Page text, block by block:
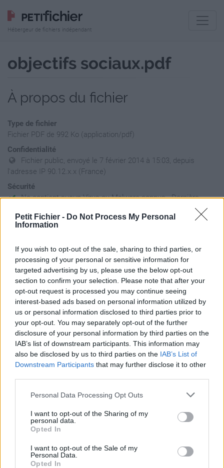
Petit Fichier - Do Not Process My Personal
Information
If you wish to opt-out of the sale, sharing to third parties, or
processing of your personal or sensitive information for
targeted advertising by us, please use the below opt-out
section to confirm your selection. Please note that after your
opt-out request is processed you may continue seeing
interest-based ads based on personal information utilized by
us or personal information disclosed to third parties prior to
your opt-out. You may separately opt-out of the further
disclosure of your personal information by third parties on the
IAB’s list of downstream participants. This information may
also be disclosed by us to third parties on the IAB’s List of
Downstream Participants that may further disclose it to other
Personal Data Processing Opt Outs
I want to opt-out of the Sharing of my
personal data.
Opted In
I want to opt-out of the Sale of my
Personal Data.
Opted In
Hébergeur de fichiers indépendant
objectifs sociaux.pdf
À propos du fichier
Type de fichier
Fichier PDF de 992 Ko (application/pdf)
Confidentialité
Fichier public, envoyé le 7 février 2014 à 15:03, depuis
l'adresse IP 90.12.x.x (France)
Sécurité
Ne contient aucun Virus ou Malware connus - Dernière
Statistiques
depuis l'envoi du fichier
Page de téléchargement
https://www.petit-fichier.fr/2014/02/07/objectifs-sociaux/
Copier
Partager le fichier
objectifs_sociaux.pdf sur le Web
et les réseaux sociaux:
Télécharger le fichier objectifs_s
ociaux.pdf